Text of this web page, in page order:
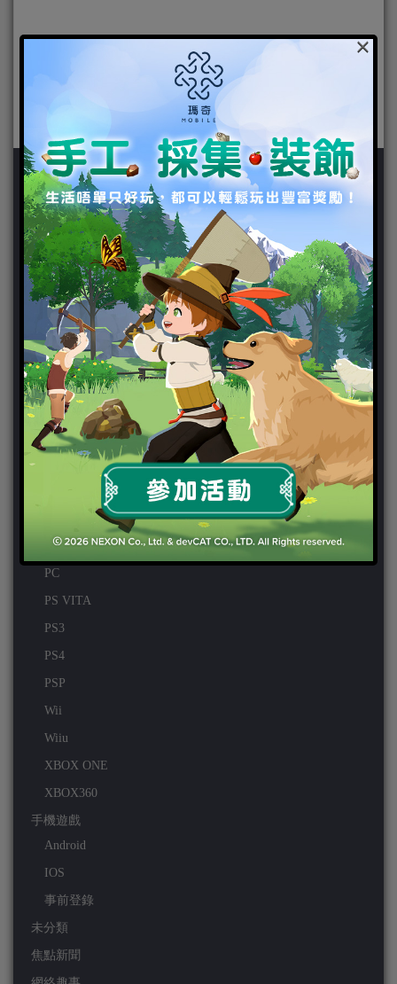
新聞分類
ChinaJoy 2018
Chinajoy2025
Cosplay 專區
TGS2019
VIPlayer
天堂2:革命 專區
天堂2:革命 攻略
天堂2:革命 新聞
好康活動
3DS
PC
PS VITA
PS3
PS4
PSP
Wii
Wiiu
XBOX ONE
XBOX360
手機遊戲
Android
IOS
事前登錄
未分類
焦點新聞
×